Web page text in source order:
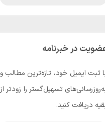
در خبرنامه
ثبت ایمیل خود، تازه‌ترین مطالب و
تسهیل‌گستر را زودتر از
دریافت کنید.